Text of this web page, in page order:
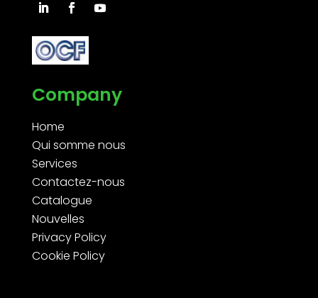
Company
Home
Qui somme nous
Services
Contactez-nous
Catalogue
Nouvelles
Privacy Policy
Cookie Policy